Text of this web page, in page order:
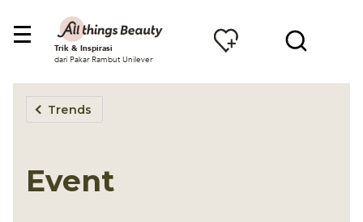
Trik & Inspirasi
dari Pakar Rambut Unilever
Trends
Event